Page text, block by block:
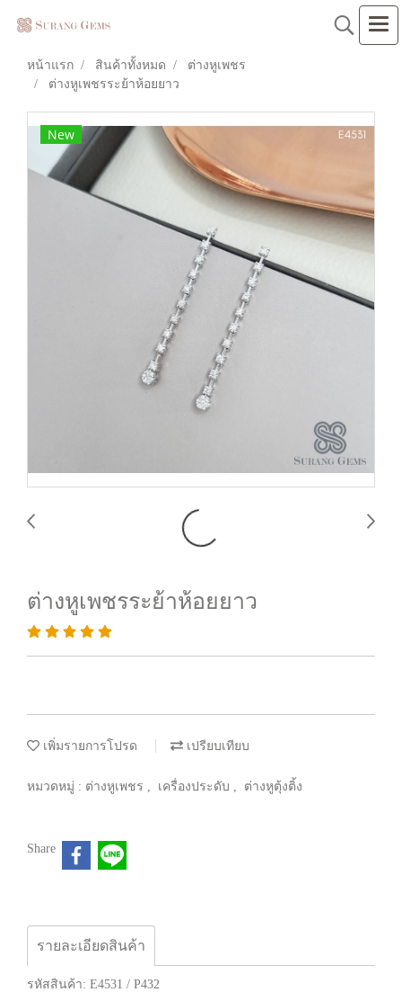
หน้าแรก สินค้าทั้งหมด
ต่างหูเพชร
ต่างหูเพชรระย้าห้อยยาว
New
ต่างหูเพชรระย้าห้อยยาว
เพิ่มรายการโปรด เปรียบเทียบ
หมวดหมู่ : ต่างหูเพชร , เครื่องประดับ , ต่างหูตุ้งติ้ง
Share
รายละเอียดสินค้า
รหัสสินค้า: E4531 / P432